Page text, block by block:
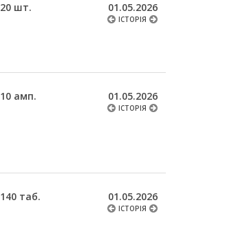
20 шт. 01.05.2026
ІСТОРІЯ
10 амп. 01.05.2026
ІСТОРІЯ
140 таб. 01.05.2026
ІСТОРІЯ